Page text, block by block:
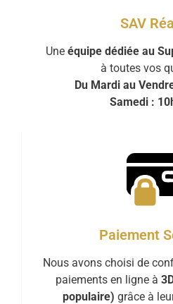
SAV
Une équipe dédiée au
à toutes vos
Du Mardi au
Samedi :
Paiement
Nous avons choisi de
paiements en ligne à
populaire) grâce à